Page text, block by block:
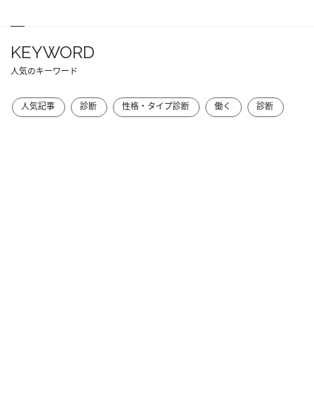
KEYWORD
人気のキーワード
人気記事 診断 性格・タイプ診断 働く 診断